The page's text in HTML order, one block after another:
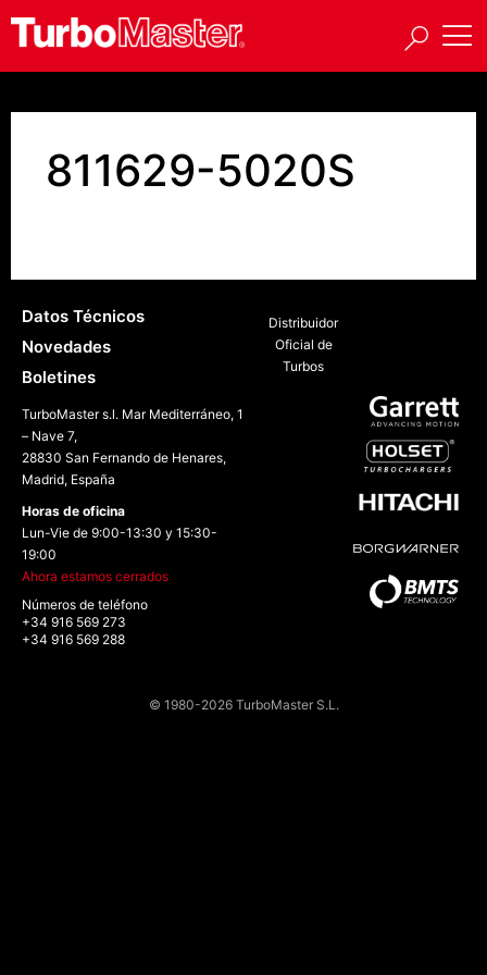
811629-5020S
Distribuidor
Oficial de
Turbos
Datos Técnicos
Novedades
Boletines
TurboMaster s.l. Mar Mediterráneo, 1
– Nave 7,
28830 San Fernando de Henares,
Madrid, España
Horas de oficina
Lun-Vie de 9:00-13:30 y 15:30-
19:00
Ahora estamos cerrados
Números de teléfono
+34 916 569 273
+34 916 569 288
© 1980-2026 TurboMaster S.L.